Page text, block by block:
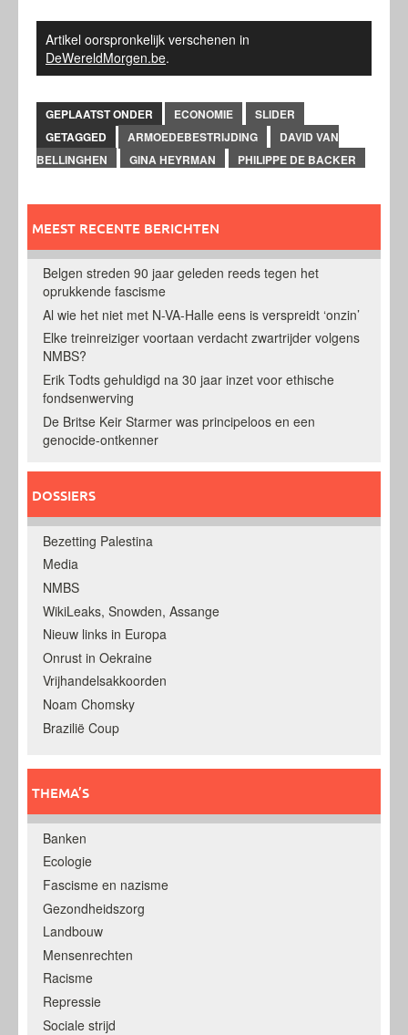
Artikel oorspronkelijk verschenen in
DeWereldMorgen.be.
GEPLAATST ONDER ECONOMIE
SLIDER
GETAGGED
ARMOEDEBESTRIJDING
DAVID VAN
BELLINGHEN
GINA HEYRMAN PHILIPPE DE BACKER
MEEST RECENTE BERICHTEN
Belgen streden 90 jaar geleden reeds tegen het
oprukkende fascisme
Al wie het niet met N-VA-Halle eens is verspreidt ‘onzin’
Elke treinreiziger voortaan verdacht zwartrijder volgens
NMBS?
Erik Todts gehuldigd na 30 jaar inzet voor ethische
fondsenwerving
De Britse Keir Starmer was principeloos en een
genocide-ontkenner
DOSSIERS
Bezetting Palestina
Media
NMBS
WikiLeaks, Snowden, Assange
Nieuw links in Europa
Onrust in Oekraine
Vrijhandelsakkoorden
Noam Chomsky
Brazilië Coup
THEMA’S
Banken
Ecologie
Fascisme en nazisme
Gezondheidszorg
Landbouw
Mensenrechten
Racisme
Repressie
Sociale strijd